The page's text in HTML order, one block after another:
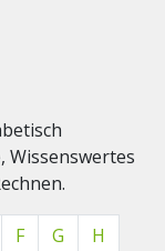
Wissenswertes
F G
H